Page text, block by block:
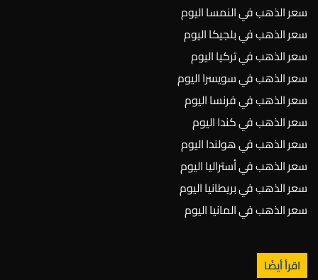
سعر الذهب في النمسا اليوم
سعر الذهب في بلجيكا اليوم
سعر الذهب في تركيا اليوم
سعر الذهب في سويسرا اليوم
سعر الذهب في فرنسا اليوم
سعر الذهب في كندا اليوم
سعر الذهب في هولندا اليوم
سعر الذهب في أستراليا اليوم
سعر الذهب في بريطانيا اليوم
سعر الذهب في المانيا اليوم
اقرأ أيضًا